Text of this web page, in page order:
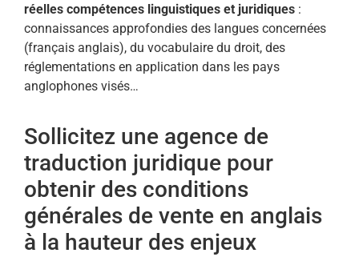
réelles compétences linguistiques et juridiques :
connaissances approfondies des langues concernées
(français anglais), du vocabulaire du droit, des
réglementations en application dans les pays
anglophones visés…
Sollicitez une agence de
traduction juridique pour
obtenir des conditions
générales de vente en anglais
à la hauteur des enjeux